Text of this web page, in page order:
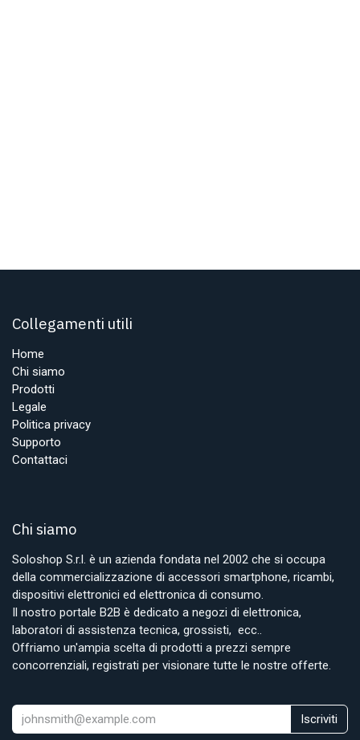
Collegamenti utili
Home
Chi siamo
Prodotti
Legale
Politica privacy
Supporto
Contattaci
Chi siamo
Soloshop S.r.l. è un azienda fondata nel 2002 che si occupa
della commercializzazione di accessori smartphone, ricambi,
dispositivi elettronici ed elettronica di consumo.
Il nostro portale B2B è dedicato a negozi di elettronica,
laboratori di assistenza tecnica, grossisti, ecc..
Offriamo un'ampia scelta di prodotti a prezzi sempre
concorrenziali, registrati per visionare tutte le nostre offerte.
Iscriviti